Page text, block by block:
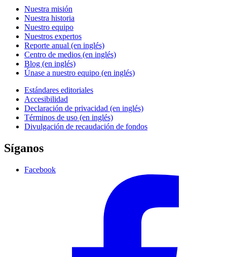
Nuestra misión
Nuestra historia
Nuestro equipo
Nuestros expertos
Reporte anual (en inglés)
Centro de medios (en inglés)
Blog (en inglés)
Únase a nuestro equipo (en inglés)
Estándares editoriales
Accesibilidad
Declaración de privacidad (en inglés)
Términos de uso (en inglés)
Divulgación de recaudación de fondos
Síganos
Facebook